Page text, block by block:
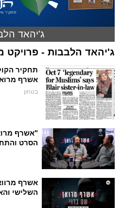
ג'יהאד
ג'יהאד הלבבות - פרויקט
תחקיר
אשרף
בטחון
"אשרף
הסרט
אשרף
השלישי